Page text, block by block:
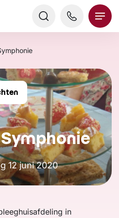
12 juni 2020
in